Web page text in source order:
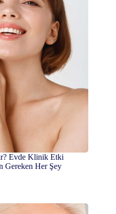
Evde Klinik Etki
Gereken Her Şey